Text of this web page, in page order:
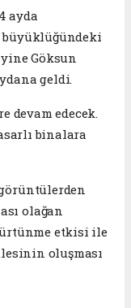
ayda
büyüklüğündeki
Göksun
geldi.
devam edecek.
binalara
olağan
etkisi ile
oluşması